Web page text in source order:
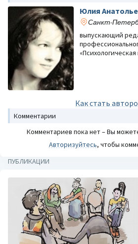
Юлия
Санкт-
выпускающий
«Психологическая
Как стать
Комментарии
Комментариев пока нет – Вы
Авторизуйтесь, чтобы
ПУБЛИКАЦИИ